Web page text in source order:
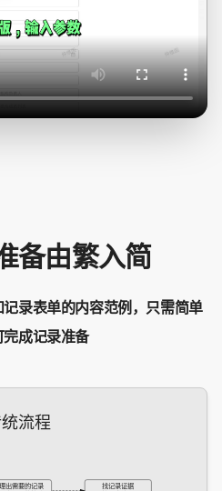
备由繁入简
录表单的内容范例，只需简单
成记录准备
流程
出需要的记录
找记录证据